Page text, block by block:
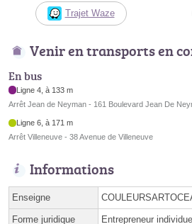
Trajet Waze
Venir en transports en
En bus
Ligne 4, à 133 m
Arrêt Jean de Neyman - 161 Boulevard Jean De
Ligne 6, à 171 m
Arrêt Villeneuve - 38 Avenue de Villeneuve
Informations
Enseigne
Forme juridique Entrepreneur individuel